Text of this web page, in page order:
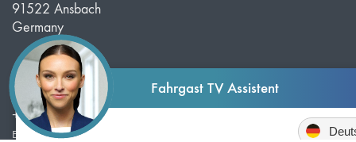
91522 Ansbach
Germany
TELEFON
+49 981 203 526 50
E-MAIL
Fahrgast TV Assistent
Sprache